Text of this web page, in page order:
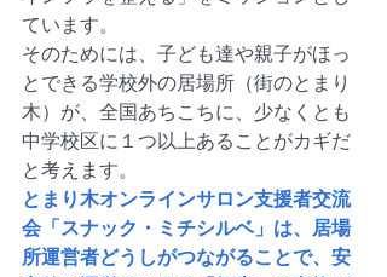
ています。
そのためには、子ども達や親子がほっ
とできる学校外の居場所（街のとまり
木）が、全国あちこちに、少なくとも
中学校区に１つ以上あることがカギだ
と考えます。
とまり木オンラインサロン支援者交流
会「スナック・ミチシルベ」は、居場
所運営者どうしがつながることで、安